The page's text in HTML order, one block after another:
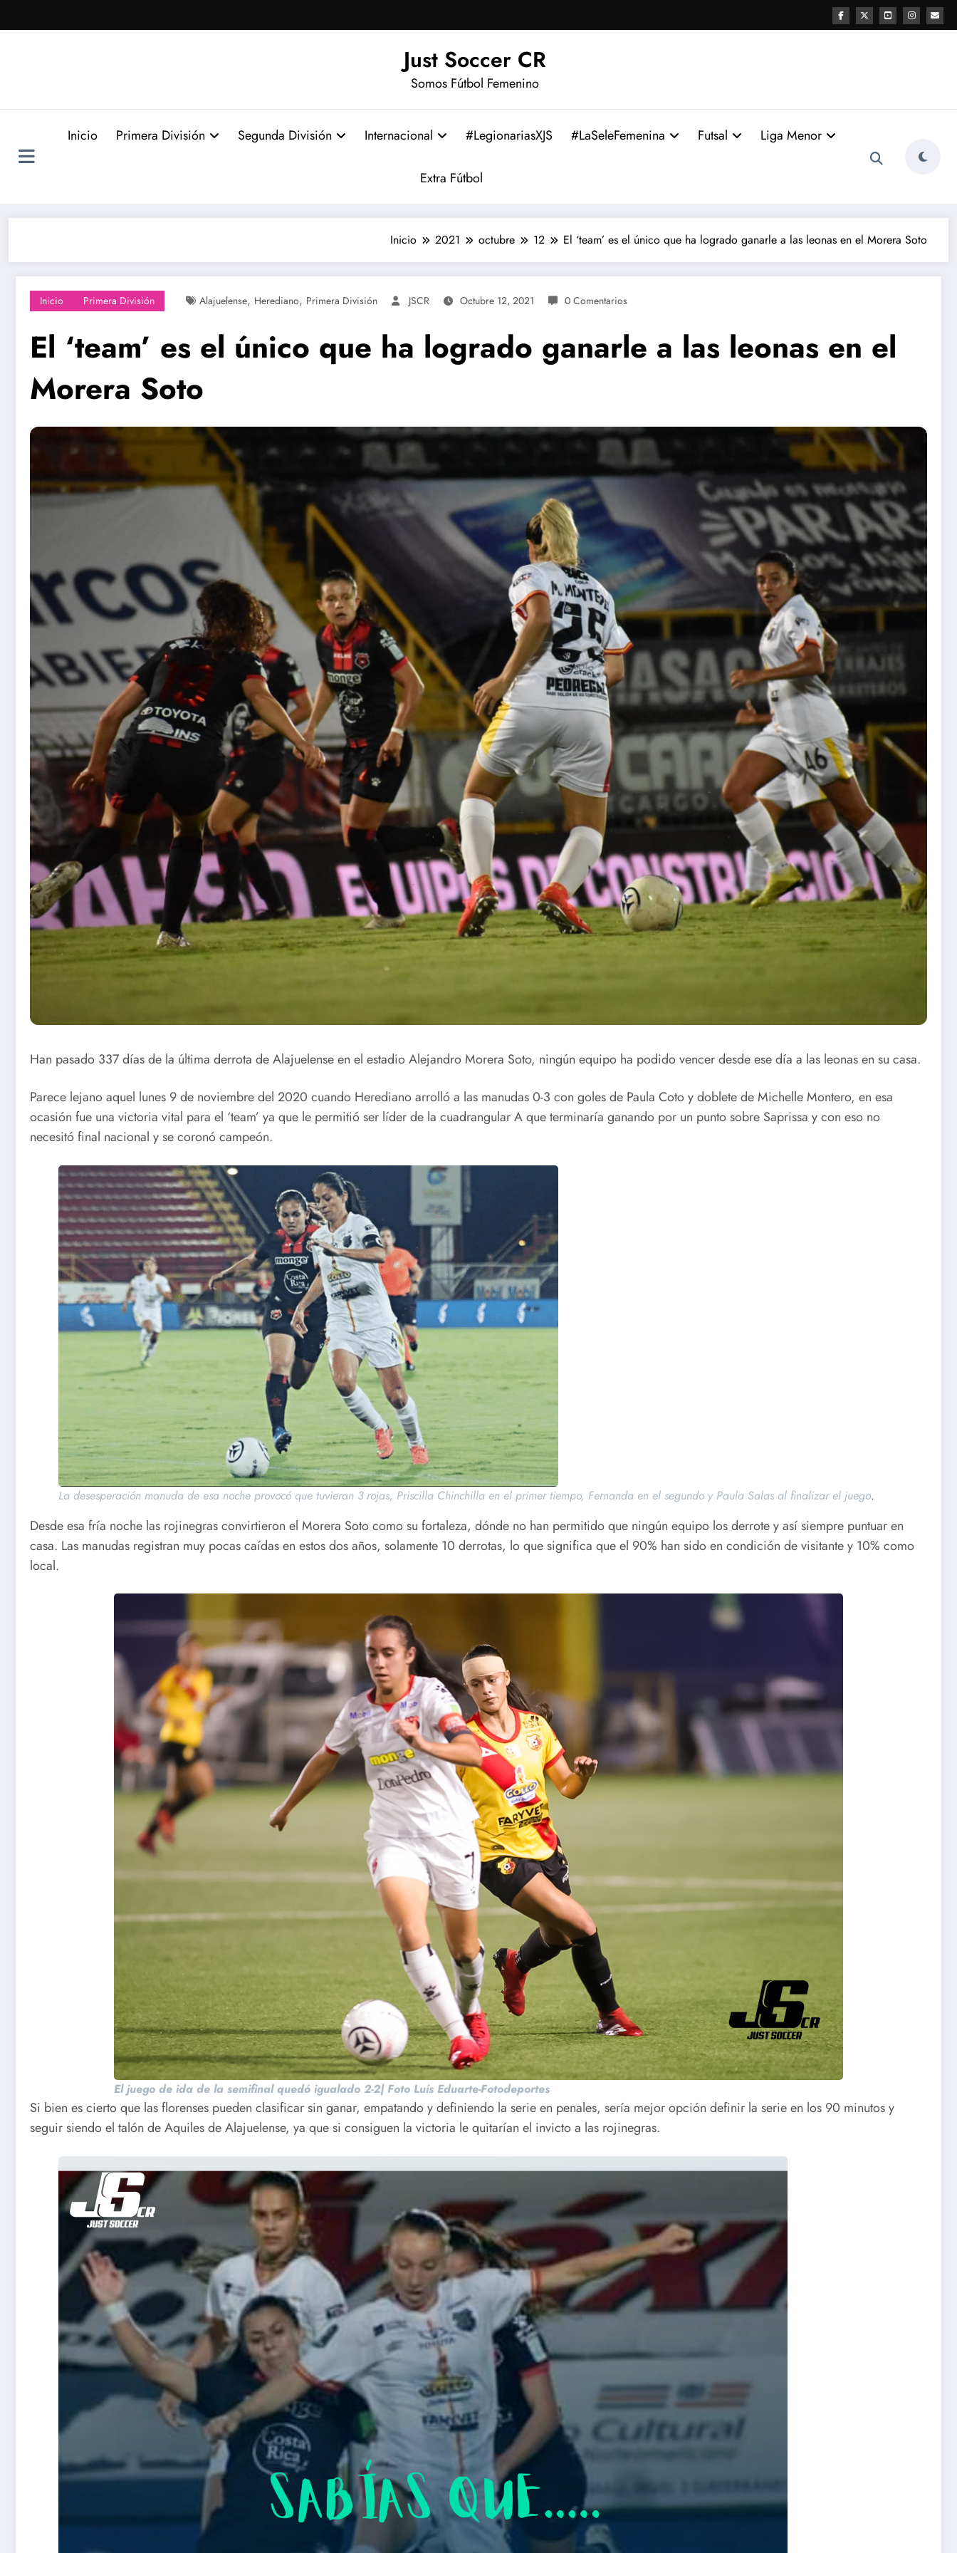
al
Just Soccer CR
Somos Fútbol Femenino
Inicio Primera División Segunda División Internacional #LegionariasXJS #LaSeleFemenina Futsal Liga Menor
Extra Fútbol
Inicio 2021 octubre 12 El ‘team’ es el único que ha logrado ganarle a las leonas en el Morera Soto
Inicio Primera División Alajuelense, Herediano, Primera División JSCR Octubre 12, 2021 0 Comentarios
El ‘team’ es el único que ha logrado ganarle a las leonas en el
Morera Soto
Han pasado 337 días de la última derrota de Alajuelense en el estadio Alejandro Morera Soto, ningún equipo ha podido vencer desde ese día a las leonas en su casa.
Parece lejano aquel lunes 9 de noviembre del 2020 cuando Herediano arrolló a las manudas 0-3 con goles de Paula Coto y doblete de Michelle Montero, en esa
ocasión fue una victoria vital para el ‘team’ ya que le permitió ser líder de la cuadrangular A que terminaría ganando por un punto sobre Saprissa y con eso no
necesitó final nacional y se coronó campeón.
La desesperación manuda de esa noche provocó que tuvieran 3 rojas, Priscilla Chinchilla en el primer tiempo, Fernanda en el segundo y Paula Salas al finalizar el juego.
Desde esa fría noche las rojinegras convirtieron el Morera Soto como su fortaleza, dónde no han permitido que ningún equipo los derrote y así siempre puntuar en
casa. Las manudas registran muy pocas caídas en estos dos años, solamente 10 derrotas, lo que significa que el 90% han sido en condición de visitante y 10% como
local.
El juego de ida de la semifinal quedó igualado 2-2| Foto Luís Eduarte-Fotodeportes
Si bien es cierto que las florenses pueden clasificar sin ganar, empatando y definiendo la serie en penales, sería mejor opción definir la serie en los 90 minutos y
seguir siendo el talón de Aquiles de Alajuelense, ya que si consiguen la victoria le quitarían el invicto a las rojinegras.